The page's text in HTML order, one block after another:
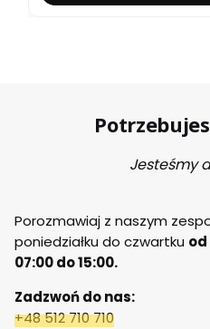
Jesteśmy
Porozmawiaj z naszym
poniedziałku do czwartku od
07:00 do 15:00.
Zadzwoń do nas:
+48 512 710 710